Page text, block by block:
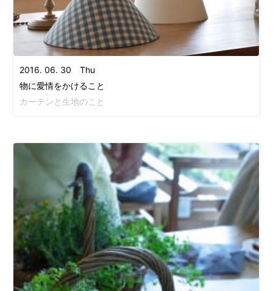
2016. 06. 30 Thu
物に愛情をかけること
カーテンと生地のこと